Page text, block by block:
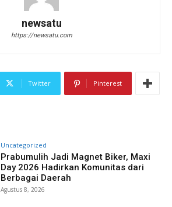
newsatu
https://newsatu.com
Twitter Pinterest
Uncategorized
Prabumulih Jadi Magnet Biker, Maxi
Day 2026 Hadirkan Komunitas dari
Berbagai Daerah
Agustus 8, 2026